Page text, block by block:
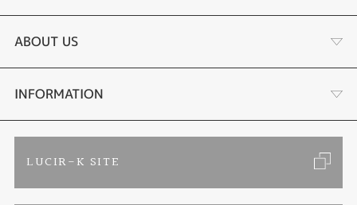
結婚指輪
セットリング
エタニティリング
婚約ネックレス
商品一覧
ブランドリスト
トピックス
リフォーム
ABOUT US
店舗情報・会社概要
お問い合わせ
INFORMATION
LUCIR-K SITE